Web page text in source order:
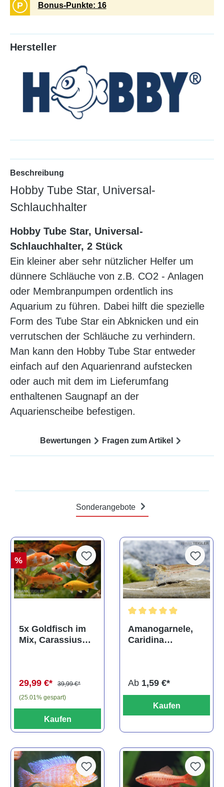
P Bonus-Punkte: 16
Hersteller
Beschreibung
Hobby Tube Star, Universal-
Schlauchhalter
Hobby Tube Star, Universal-
Schlauchhalter, 2 Stück
Ein kleiner aber sehr nützlicher Helfer um
dünnere Schläuche von z.B. CO2 - Anlagen
oder Membranpumpen ordentlich ins
Aquarium zu führen. Dabei hilft die spezielle
Form des Tube Star ein Abknicken und ein
verrutschen der Schläuche zu verhindern.
Man kann den Hobby Tube Star entweder
einfach auf den Aquarienrand aufstecken
oder auch mit dem im Lieferumfang
enthaltenen Saugnapf an der
Aquarienscheibe befestigen.
Bewertungen Fragen zum Artikel
Sonderangebote
%
5x Goldfisch im
Mix, Carassius
29,99 €*
39,99 €*
(25.01% gespart)
Kaufen
Amanogarnele,
Caridina
Ab 1,59 €*
Kaufen